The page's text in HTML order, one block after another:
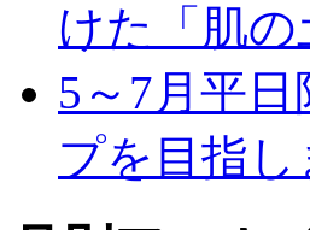
けた「肌
5～7月平
プを目指し